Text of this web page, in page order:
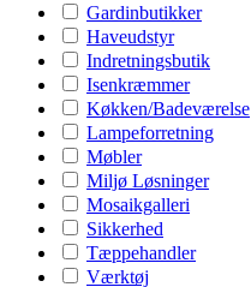
Gardinbutikker
Haveudstyr
Indretningsbutik
Isenkræmmer
Køkken/Badeværelse
Lampeforretning
Møbler
Miljø Løsninger
Mosaikgalleri
Sikkerhed
Tæppehandler
Værktøj